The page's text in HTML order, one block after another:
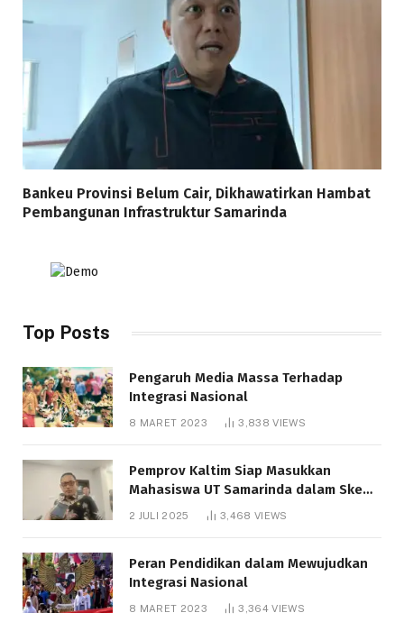
Bankeu Provinsi Belum Cair, Dikhawatirkan Hambat
Pembangunan Infrastruktur Samarinda
Top Posts
Pengaruh Media Massa Terhadap
Integrasi Nasional
8 MARET 2023 3,838VIEWS
Pemprov Kaltim Siap Masukkan
Mahasiswa UT Samarinda dalam Skema
Bantuan Pendidikan Gratispol
2 JULI 2025 3,468 VIEWS
Peran Pendidikan dalam Mewujudkan
Integrasi Nasional
8 MARET 2023 3,364VIEWS